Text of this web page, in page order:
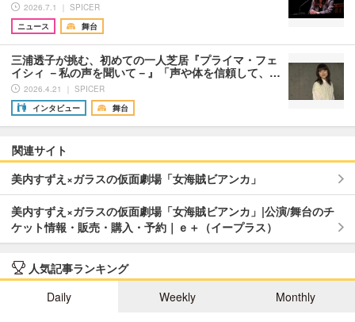
2026.7.1 ｜ SPICER
ニュース
舞台
三浦透子が挑む、初めての一人芝居『プライマ・フェ
イシィ －私の声を聞いて－』「声や体を信頼して、…
2026.4.21 ｜ SPICER
インタビュー
舞台
関連サイト
美内すずえ×ガラスの仮面劇場「女海賊ビアンカ」
美内すずえ×ガラスの仮面劇場「女海賊ビアンカ」|公演/舞台のチ
ケット情報・販売・購入・予約｜ｅ＋（イープラス）
人気記事ランキング
Daily
Weekly Monthly